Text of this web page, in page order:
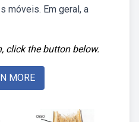
móveis. Em geral, a
click the button below.
MORE